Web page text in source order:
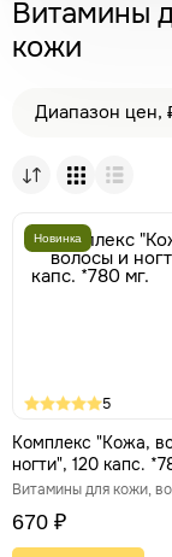
Витамины
кожи
Диапазон цен,
Новинка
5
Комплекс "Кожа,
ногти", 120 капс.
Витамины для кожи,
670 ₽